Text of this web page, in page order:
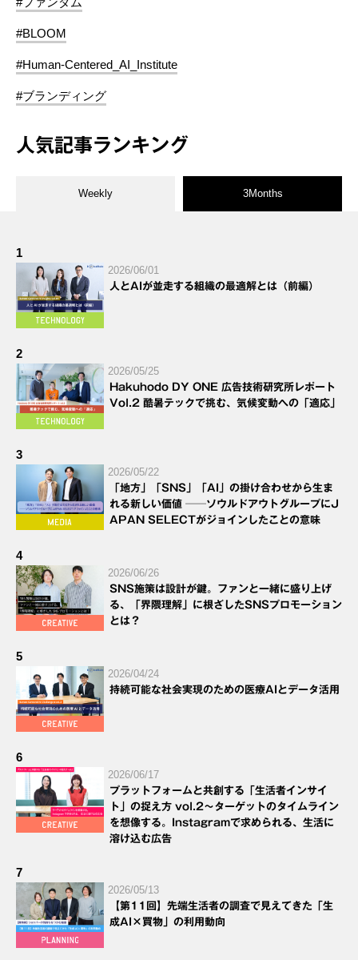
#BLOOM
#Human-Centered_AI_Institute
#ブランディング
人気記事ランキング
Weekly 3Months
1
2026/06/01
人とAIが並走する組織の最適解とは（前編）
2
2026/05/25
Hakuhodo DY ONE 広告技術研究所レポート
Vol.2 酷暑テックで挑む、気候変動への「適応」
3
2026/05/22
「地方」「SNS」「AI」の掛け合わせから生ま
れる新しい価値 ──ソウルドアウトグループにJ
APAN SELECTがジョインしたことの意味
4
2026/06/26
SNS施策は設計が鍵。ファンと一緒に盛り上げ
る、「界隈理解」に根ざしたSNSプロモーション
とは？
5
2026/04/24
持続可能な社会実現のための医療AIとデータ活用
6
2026/06/17
プラットフォームと共創する「生活者インサイ
ト」の捉え方 vol.2～ターゲットのタイムライン
を想像する。Instagramで求められる、生活に
溶け込む広告
7
2026/05/13
【第11回】先端生活者の調査で見えてきた「生
成AI×買物」の利用動向